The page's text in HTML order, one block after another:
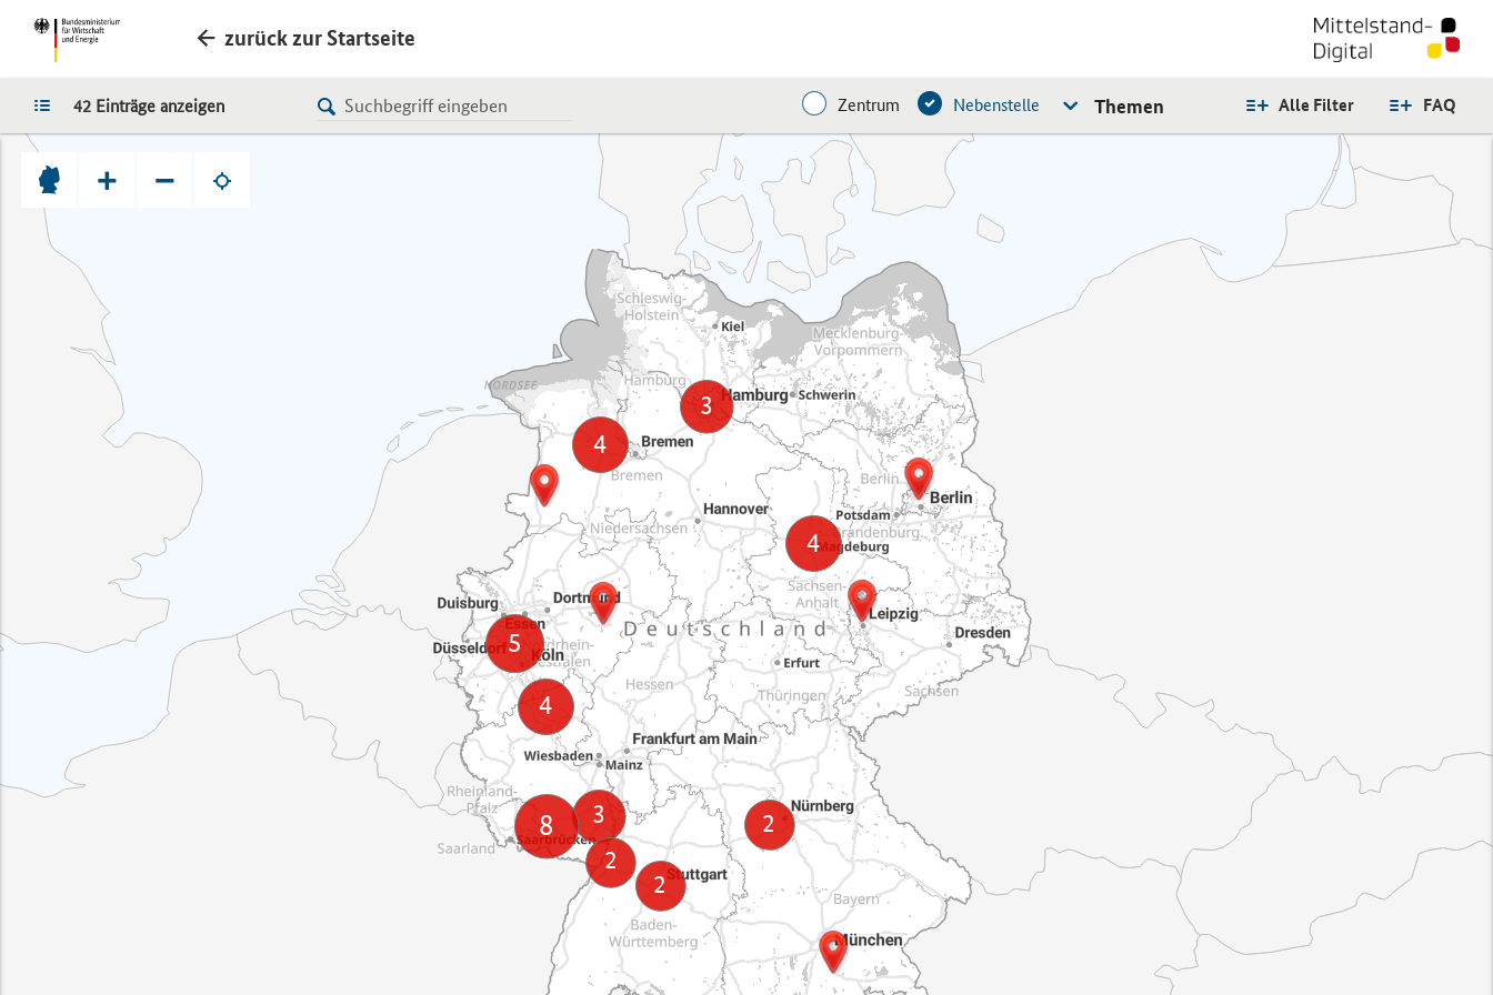
zurück zur Startseite
LISTE FAQ
Alle Filter
Zentrum Nebenstelle Themen
42 Einträge anzeigen
+ −